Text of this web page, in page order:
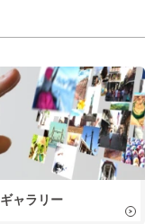
ャラリー